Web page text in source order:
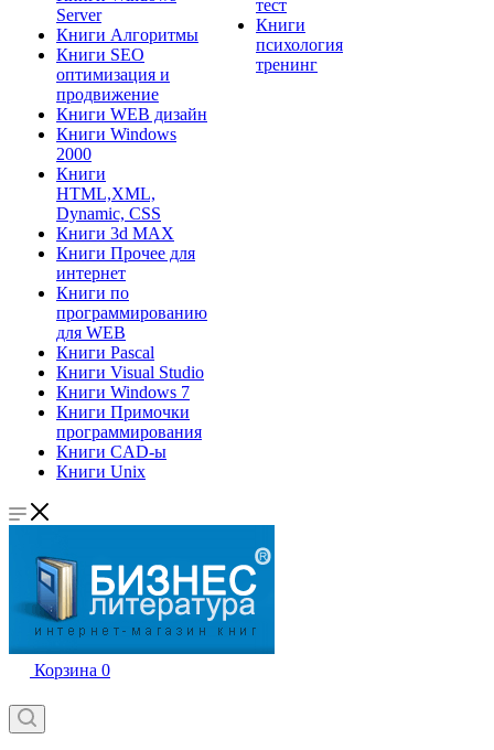
Server
Книги Алгоритмы
Книги SEO
оптимизация и
продвижение
Книги WEB дизайн
Книги Windows
2000
Книги
HTML,XML,
Dynamic, CSS
Книги 3d MAX
Книги Прочее для
интернет
Книги по
программированию
для WEB
Книги Pascal
Книги Visual Studio
Книги Windows 7
Книги Примочки
программирования
Книги CAD-ы
Книги Unix
тест
Книги
психология
тренинг
Корзина 0